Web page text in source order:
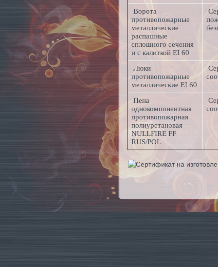
Ворота
противопожарные
металлические
распашные
сплошного сечения
и с калиткой EI 60
Люки
противопожарные
металлические EI 60
Пена
однокомпонентная
противопожарная
полиуретановая
NULLFIRE FF
RUS/POL